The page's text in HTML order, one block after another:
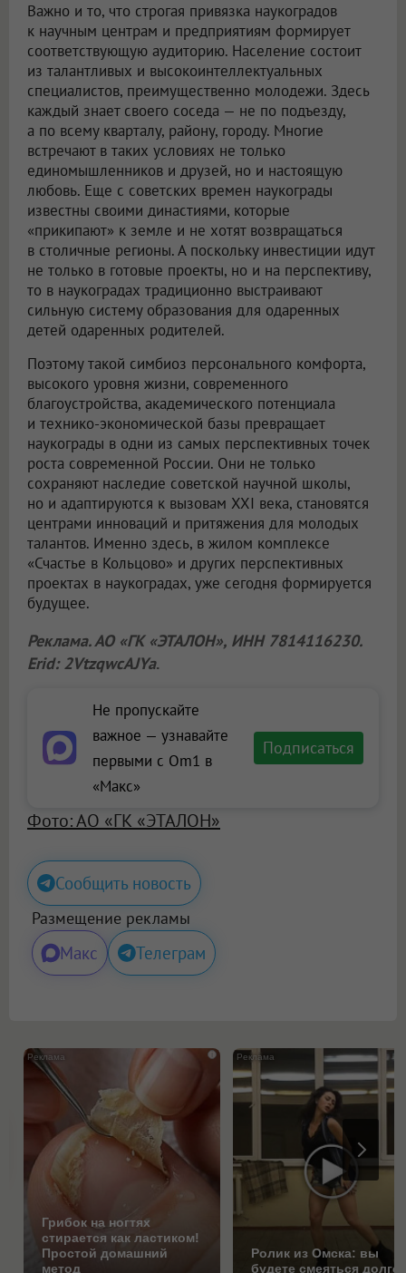
Важно и то, что строгая привязка наукоградов
к научным центрам и предприятиям формирует
соответствующую аудиторию. Население состоит
из талантливых и высокоинтеллектуальных
специалистов, преимущественно молодежи. Здесь
каждый знает своего соседа — не по подъезду,
а по всему кварталу, району, городу. Многие
встречают в таких условиях не только
единомышленников и друзей, но и настоящую
любовь. Еще с советских времен наукограды
известны своими династиями, которые
«прикипают» к земле и не хотят возвращаться
в столичные регионы. А поскольку инвестиции идут
не только в готовые проекты, но и на перспективу,
то в наукоградах традиционно выстраивают
сильную систему образования для одаренных
детей одаренных родителей.
Поэтому такой симбиоз персонального комфорта,
высокого уровня жизни, современного
благоустройства, академического потенциала
и технико-экономической базы превращает
наукограды в одни из самых перспективных точек
роста современной России. Они не только
сохраняют наследие советской научной школы,
но и адаптируются к вызовам XXI века, становятся
центрами инноваций и притяжения для молодых
талантов. Именно здесь, в жилом комплексе
«Счастье в Кольцово» и других перспективных
проектах в наукоградах, уже сегодня формируется
будущее.
Реклама. АО «ГК «ЭТАЛОН», ИНН 7814116230.
Erid: 2VtzqwcAJYa.
Не пропускайте
важное — узнавайте
первыми с Om1 в
«Макс»
Подписаться
Фото: АО «ГК «ЭТАЛОН»
Сообщить новость
Размещение рекламы
Макс Телеграм
i
Грибок на ногтях
стирается как ластиком!
Простой домашний
метод
Ролик из Омска: вы
будете смеяться долго